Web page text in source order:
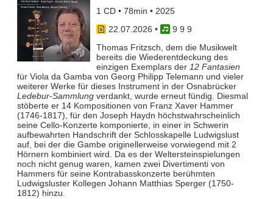
1 CD • 78min • 2025
22.07.2026 •
9 9 9
Thomas Fritzsch, dem die Musikwelt
bereits die Wiederentdeckung des
einzigen Exemplars der 12 Fantasien
für Viola da Gamba von Georg Philipp Telemann und vieler
weiterer Werke für dieses Instrument in der Osnabrücker
Ledebur-Sammlungverdankt, wurde erneut fündig. Diesmal
stöberte er 14 Kompositionen von Franz Xaver Hammer
(1746-1817), für den Joseph Haydn höchstwahrscheinlich
seine Cello-Konzerte komponierte, in einer in Schwerin
aufbewahrten Handschrift der Schlosskapelle Ludwigslust
auf, bei der die Gambe originellerweise vorwiegend mit 2
Hörnern kombiniert wird. Da es der Weltersteinspielungen
noch nicht genug waren, kamen zwei Divertimenti von
Hammers für seine Kontrabasskonzerte berühmten
Ludwigsluster Kollegen Johann Matthias Sperger (1750-
1812) hinzu.